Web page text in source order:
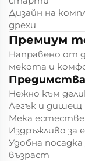
Дизайн на
дрехи
Премиум
Направено от
мекота и
Нежно към
Легък и дишещ
Мека
Издръжливо за
Удобна
възраст